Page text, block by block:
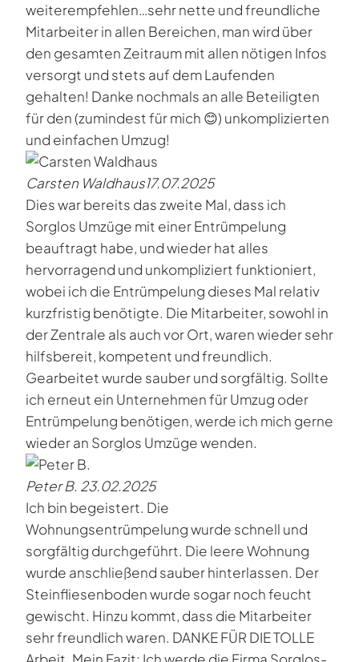
weiterempfehlen…sehr nette und freundliche
Mitarbeiter in allen Bereichen, man wird über
den gesamten Zeitraum mit allen nötigen Infos
versorgt und stets auf dem Laufenden
gehalten! Danke nochmals an alle Beteiligten
für den (zumindest für mich 😊) unkomplizierten
und einfachen Umzug!
Carsten Waldhaus17.07.2025
Dies war bereits das zweite Mal, dass ich
Sorglos Umzüge mit einer Entrümpelung
beauftragt habe, und wieder hat alles
hervorragend und unkompliziert funktioniert,
wobei ich die Entrümpelung dieses Mal relativ
kurzfristig benötigte. Die Mitarbeiter, sowohl in
der Zentrale als auch vor Ort, waren wieder sehr
hilfsbereit, kompetent und freundlich.
Gearbeitet wurde sauber und sorgfältig. Sollte
ich erneut ein Unternehmen für Umzug oder
Entrümpelung benötigen, werde ich mich gerne
wieder an Sorglos Umzüge wenden.
Peter B. 23.02.2025
Ich bin begeistert. Die
Wohnungsentrümpelung wurde schnell und
sorgfältig durchgeführt. Die leere Wohnung
wurde anschließend sauber hinterlassen. Der
Steinfliesenboden wurde sogar noch feucht
gewischt. Hinzu kommt, dass die Mitarbeiter
sehr freundlich waren. DANKE FÜR DIE TOLLE